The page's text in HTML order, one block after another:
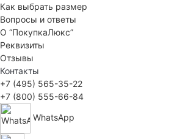
Как выбрать размер
Вопросы и ответы
О “ПокупкаЛюкс”
Реквизиты
Отзывы
Контакты
+7 (495) 565-35-22
+7 (800) 555-66-84
WhatsApp